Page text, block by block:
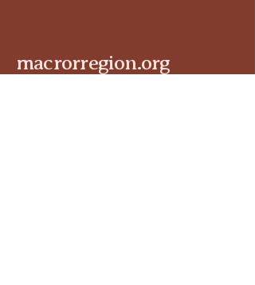
macrorregion.org